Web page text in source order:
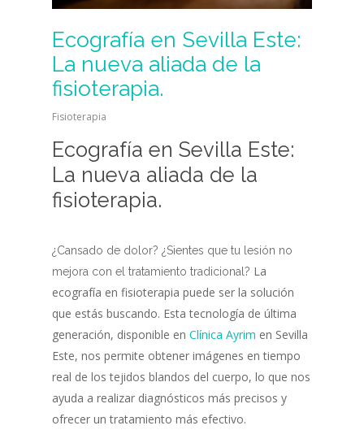
Ecografía en Sevilla Este:
La nueva aliada de la
fisioterapia.
Fisioterapia
Ecografía en Sevilla Este:
La nueva aliada de la
fisioterapia.
¿Cansado de dolor? ¿Sientes que tu lesión no
mejora con el tratamientotradicional? La
ecografía en fisioterapia puede ser la solución
que estás buscando. Esta tecnología de última
generación, disponible en Clínica Ayrim en Sevilla
Este, nos permite obtener imágenes en tiempo
real de los tejidos blandos del cuerpo, lo que nos
ayuda a realizar diagnósticos más precisos y
ofrecer un tratamiento más efectivo.